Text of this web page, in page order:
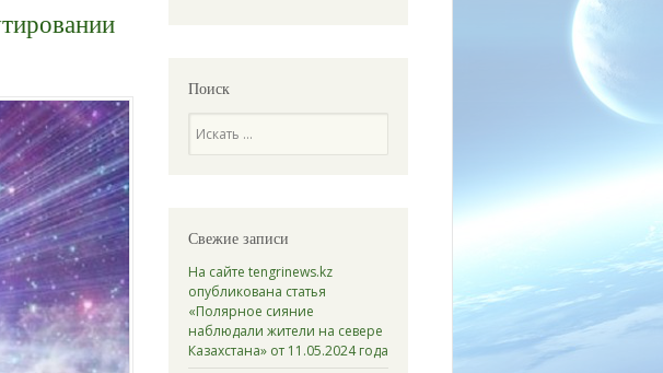
Поиск
Свежие записи
На сайте tengrinews.kz
опубликована статья
«Полярное сияние
наблюдали жители на севере
Казахстана» от 11.05.2024 года